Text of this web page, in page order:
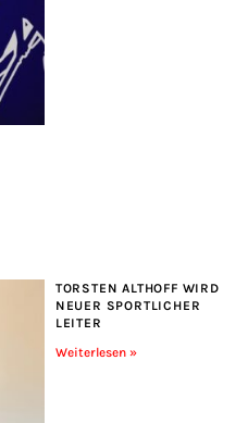
TORSTEN ALTHOFF WIRD
NEUER SPORTLICHER
LEITER
Weiterlesen »